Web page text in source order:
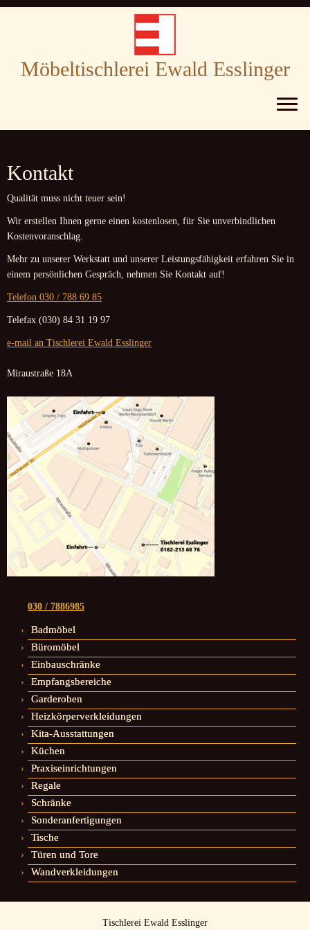
springen
Möbeltischlerei Ewald Esslinger
Kontakt
Qualität muss nicht teuer sein!
Wir erstellen Ihnen gerne einen kostenlosen, für Sie unverbindlichen
Kostenvoranschlag.
Mehr zu unserer Werkstatt und unserer Leistungsfähigkeit erfahren Sie in
einem persönlichen Gespräch, nehmen Sie Kontakt auf!
Telefon 030 / 788 69 85
Telefax (030) 84 31 19 97
e-mail an Tischlerei Ewald Esslinger
Miraustraße 18A
030 / 7886985
Badmöbel
Büromöbel
Einbauschränke
Empfangsbereiche
Garderoben
Heizkörperverkleidungen
Kita-Ausstattungen
Küchen
Praxiseinrichtungen
Regale
Schränke
Sonderanfertigungen
Tische
Türen und Tore
Wandverkleidungen
Tischlerei Ewald Esslinger